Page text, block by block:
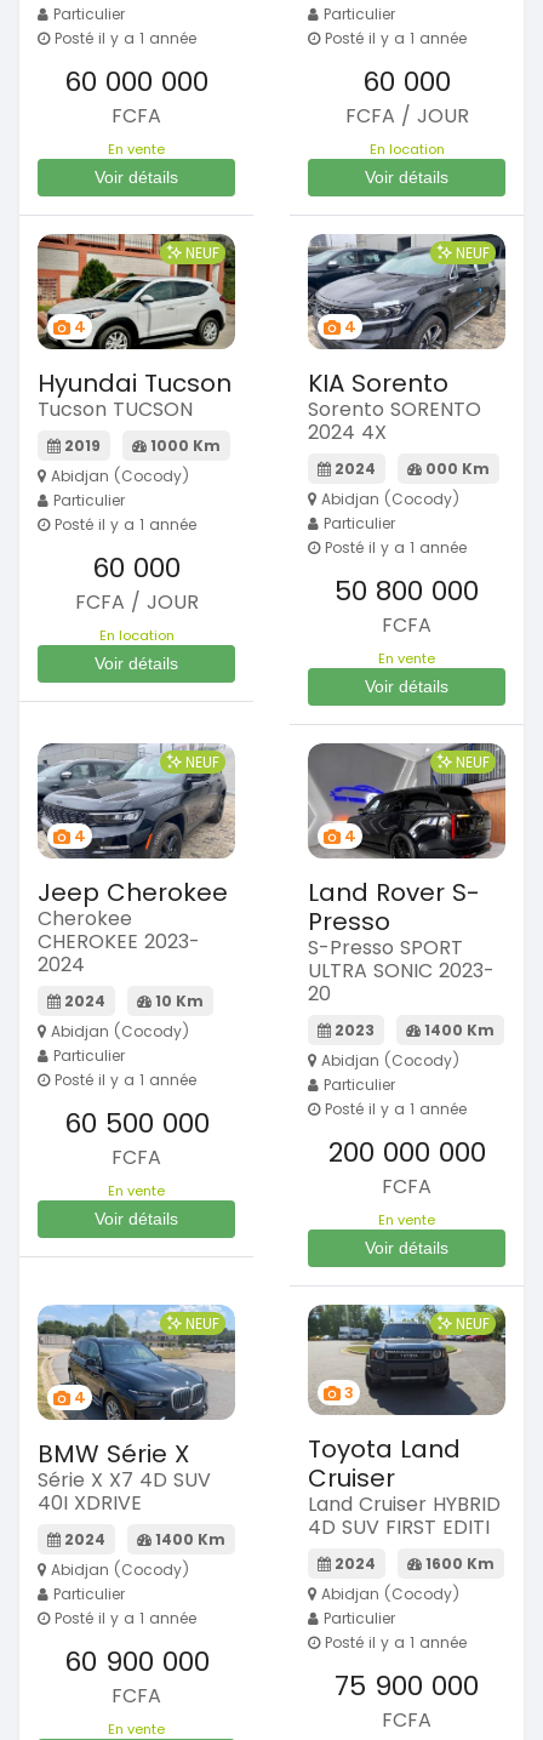
Particulier
Posté il y a 1 année
60 000 000
FCFA
En vente
Voir détails
Particulier
Posté il y a 1 année
60 000
FCFA / JOUR
En location
Voir détails
4
NEUF
Hyundai Tucson
Tucson TUCSON
2019
1000 Km
Abidjan (Cocody)
Particulier
Posté il y a 1 année
60 000
FCFA / JOUR
En location
Voir détails
4
NEUF
KIA Sorento
Sorento SORENTO
2024 4X
2024
000 Km
Abidjan (Cocody)
Particulier
Posté il y a 1 année
50 800 000
FCFA
En vente
Voir détails
4
NEUF
Jeep Cherokee
Cherokee
CHEROKEE 2023-
2024
2024
10 Km
Abidjan (Cocody)
Particulier
Posté il y a 1 année
60 500 000
FCFA
En vente
Voir détails
4
NEUF
Land Rover S-
Presso
S-Presso SPORT
ULTRA SONIC 2023-
20
2023
1400 Km
Abidjan (Cocody)
Particulier
Posté il y a 1 année
200 000 000
FCFA
En vente
Voir détails
4
NEUF
BMW Série X
Série X X7 4D SUV
40I XDRIVE
2024
1400 Km
Abidjan (Cocody)
Particulier
Posté il y a 1 année
60 900 000
FCFA
En vente
3
NEUF
Toyota Land
Cruiser
Land Cruiser HYBRID
4D SUV FIRST EDITI
2024
1600 Km
Abidjan (Cocody)
Particulier
Posté il y a 1 année
75 900 000
FCFA